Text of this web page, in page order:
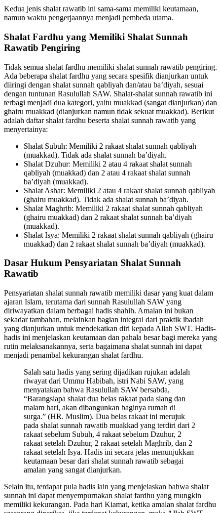
Kedua jenis shalat rawatib ini sama-sama memiliki keutamaan,
namun waktu pengerjaannya menjadi pembeda utama.
Shalat Fardhu yang Memiliki Shalat Sunnah
Rawatib Pengiring
Tidak semua shalat fardhu memiliki shalat sunnah rawatib pengiring.
Ada beberapa shalat fardhu yang secara spesifik dianjurkan untuk
diiringi dengan shalat sunnah qabliyah dan/atau ba’diyah, sesuai
dengan tuntunan Rasulullah SAW. Shalat-shalat sunnah rawatib ini
terbagi menjadi dua kategori, yaitu muakkad (sangat dianjurkan) dan
ghairu muakkad (dianjurkan namun tidak sekuat muakkad). Berikut
adalah daftar shalat fardhu beserta shalat sunnah rawatib yang
menyertainya:
Shalat Subuh: Memiliki 2 rakaat shalat sunnah qabliyah
(muakkad). Tidak ada shalat sunnah ba’diyah.
Shalat Dzuhur: Memiliki 2 atau 4 rakaat shalat sunnah
qabliyah (muakkad) dan 2 atau 4 rakaat shalat sunnah
ba’diyah (muakkad).
Shalat Ashar: Memiliki 2 atau 4 rakaat shalat sunnah qabliyah
(ghairu muakkad). Tidak ada shalat sunnah ba’diyah.
Shalat Maghrib: Memiliki 2 rakaat shalat sunnah qabliyah
(ghairu muakkad) dan 2 rakaat shalat sunnah ba’diyah
(muakkad).
Shalat Isya: Memiliki 2 rakaat shalat sunnah qabliyah (ghairu
muakkad) dan 2 rakaat shalat sunnah ba’diyah (muakkad).
Dasar Hukum Pensyariatan Shalat Sunnah
Rawatib
Pensyariatan shalat sunnah rawatib memiliki dasar yang kuat dalam
ajaran Islam, terutama dari sunnah Rasulullah SAW yang
diriwayatkan dalam berbagai hadis shahih. Amalan ini bukan
sekadar tambahan, melainkan bagian integral dari praktik ibadah
yang dianjurkan untuk mendekatkan diri kepada Allah SWT. Hadis-
hadis ini menjelaskan keutamaan dan pahala besar bagi mereka yang
rutin melaksanakannya, serta bagaimana shalat sunnah ini dapat
menjadi penambal kekurangan shalat fardhu.
Salah satu hadis yang sering dijadikan rujukan adalah
riwayat dari Ummu Habibah, istri Nabi SAW, yang
menyatakan bahwa Rasulullah SAW bersabda,
“Barangsiapa shalat dua belas rakaat pada siang dan
malam hari, akan dibangunkan baginya rumah di
surga.” (HR. Muslim). Dua belas rakaat ini merujuk
pada shalat sunnah rawatib muakkad yang terdiri dari 2
rakaat sebelum Subuh, 4 rakaat sebelum Dzuhur, 2
rakaat setelah Dzuhur, 2 rakaat setelah Maghrib, dan 2
rakaat setelah Isya. Hadis ini secara jelas menunjukkan
keutamaan besar dari shalat sunnah rawatib sebagai
amalan yang sangat dianjurkan.
Selain itu, terdapat pula hadis lain yang menjelaskan bahwa shalat
sunnah ini dapat menyempurnakan shalat fardhu yang mungkin
memiliki kekurangan. Pada hari Kiamat, ketika amalan shalat fardhu